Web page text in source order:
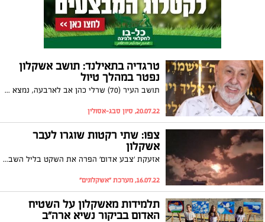
טרגדיה בתאילנד: תושב אשקלון
נפטר במהלך טיול
תושב העיר (70) שרלי כהן אב לארבעה, נמצא מת בחדר מלון בתאילנד בה נהג לבקר על בסיס קבוע. בנו דוד קיבל את הבשורה הקשה מחבריו של המנוח ששהו איתו בטיול: "אנחנו המומים. הוא היה איש של חסדים, אדם שעשה רק טוב"
20.07.22, סיון סבג-אסולין
צפו: שתי רקטות שוגרו לעבר
אשקלון
אזעקת 'צבע אדום' הפרה את השקט בליל השבת באשקלון. שתי רקטות שוגרו מרצועת עזה: האחת יורטה על ידי מערכת כיפת ברזל, השנייה נפלה בשטח פתוח. שני נפגעי חרדה פונו לביה"ח ברזילי
16.07.22, מערכת "אשקלונים"
תלמידות מאשקלון על השטיח
האדום בביקור נשיא ארה"ב